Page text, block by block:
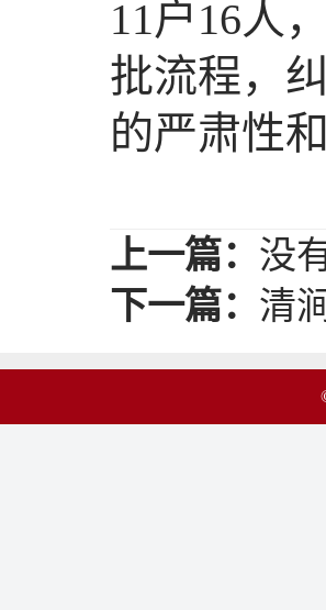
11户16人
批流程，
的严肃性
上一篇： 没
下一篇： 清